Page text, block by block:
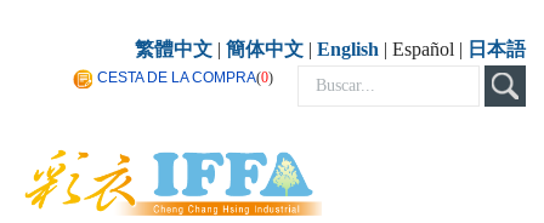
繁體中文 | 簡体中文 | English | Español | 日本語
CESTADE LA COMPRA(0)